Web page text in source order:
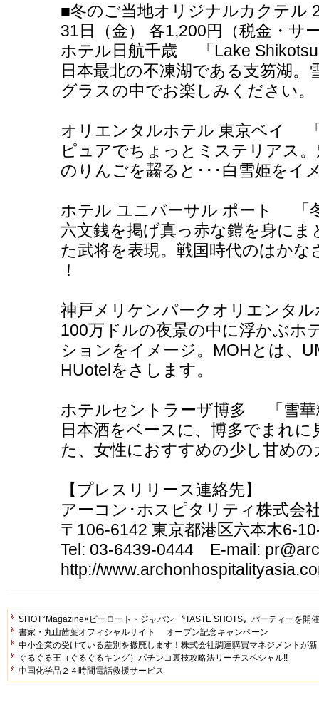
■冬のご当地オリジナルカクテル
31日（金） 各1,200円（税金・サ
ホテル日航千歳 「Lake
日本最北の不凍湖である支笏湖。
グラスの中でお楽しみください。
オリエンタルホテル 東京ベイ
ピュアでちょっとミステリアス
のりんごを齧ると･･･白雪姫をイ
ホテル ユニバーサル ポート 「
六文銭を掲げ真っ赤な鎧を身に
た武将を表現。戦国時代のはか
！
神戸メリケンパークオリエンタ
100万ドルの夜景の中に浮かぶホ
ションをイメージ。MOHとは、
HUotelをさします。
ホテルセントラーザ博多 「雪華
日本酒をベースに、博多でまれ
た、女性におすすめの少し甘めの
【プレスリリース連絡先】
アーコン･ホスピタリティ株式会
〒106-6142 東京都港区六本木6-
Tel: 03-6439-0444 E-mail:
http://
SHOT°Magazine×ピーロート・ジャパン 〝TASTE SHOTS〟パーティーを開催
書家・丸山茜葉オフィシャルサイト オープン記念キャンペーン
中小企業の受けている差別を撤廃します！株式会社調達購買マネジメントが
ぐるぐる王（ぐるぐるキング）パチンコ裏技攻略法リーチスペシャル!!
中国化学品２４時間電話救援サービス